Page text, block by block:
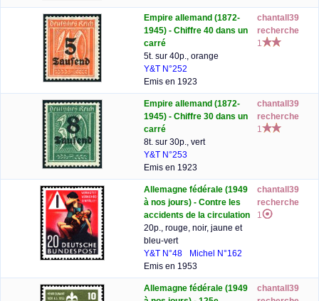
Empire allemand (1872-
1945) - Chiffre 40 dans un
carré
5t. sur 40p., orange
Y&T N°252
Emis en 1923
chantall39
recherche
1
Empire allemand (1872-
1945) - Chiffre 30 dans un
carré
8t. sur 30p., vert
Y&T N°253
Emis en 1923
chantall39
recherche
1
Allemagne fédérale (1949
à nos jours) - Contre les
accidents de la circulation
20p., rouge, noir, jaune et
bleu-vert
Y&T N°48
Michel N°162
Emis en 1953
chantall39
recherche
1
Allemagne fédérale (1949
chantall39